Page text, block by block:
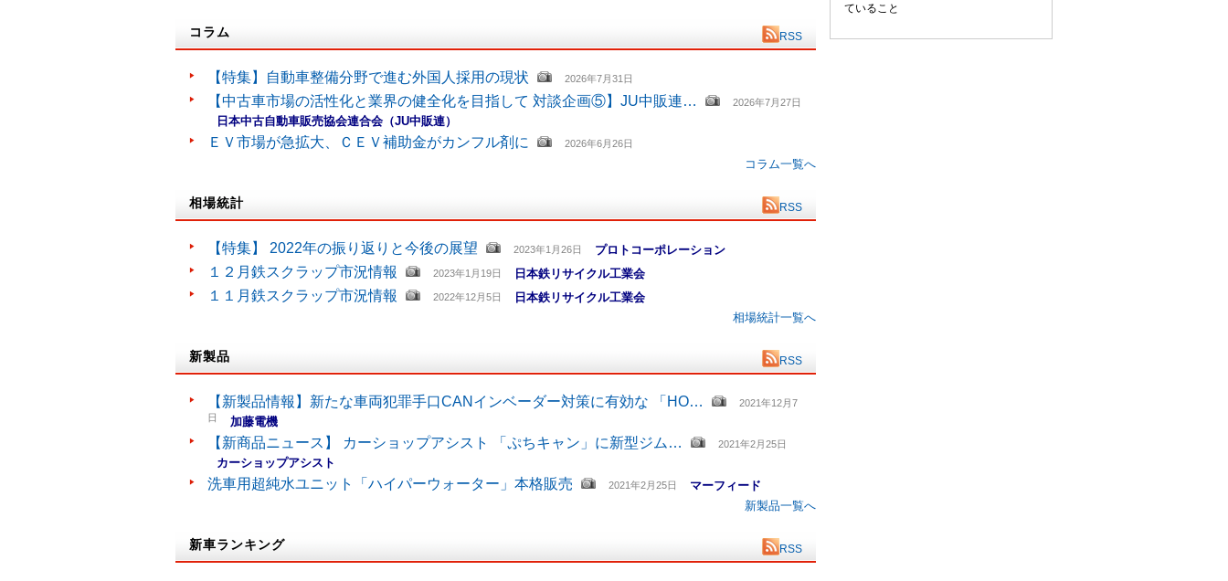
コラム RSS
【特集】自動車整備分野で進む外国人採用の現状 2026年7月31日
【中古車市場の活性化と業界の健全化を目指して 対談企画⑤】JU中販連… 2026年7月27日
日本中古自動車販売協会連合会（JU中販連）
ＥＶ市場が急拡大、ＣＥＶ補助金がカンフル剤に 2026年6月26日
コラム一覧へ
相場統計 RSS
【特集】 2022年の振り返りと今後の展望 2023年1月26日 プロトコーポレーション
１２月鉄スクラップ市況情報 2023年1月19日 日本鉄リサイクル工業会
１１月鉄スクラップ市況情報 2022年12月5日
日本鉄リサイクル工業会
相場統計一覧へ
新製品 RSS
【新製品情報】新たな車両犯罪手口CANインベーダー対策に有効な 「HO… 2021年12月7
日 加藤電機
【新商品ニュース】 カーショップアシスト 「ぷちキャン」に新型ジム… 2021年2月25日
カーショップアシスト
洗車用超純水ユニット「ハイパーウォーター」本格販売 2021年2月25日
マーフィード
新製品一覧へ
新車ランキング RSS
ていること